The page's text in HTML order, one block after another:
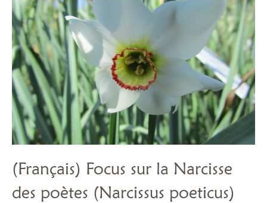
(Français) Focus sur la Narcisse
des poètes (Narcissus poeticus)